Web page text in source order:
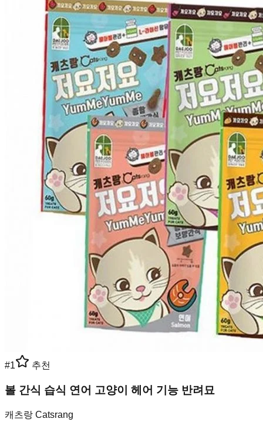
#1 추천
볼 간식 습식 연어 고양이 헤어 기능 반려묘
캐츠랑 Catsrang